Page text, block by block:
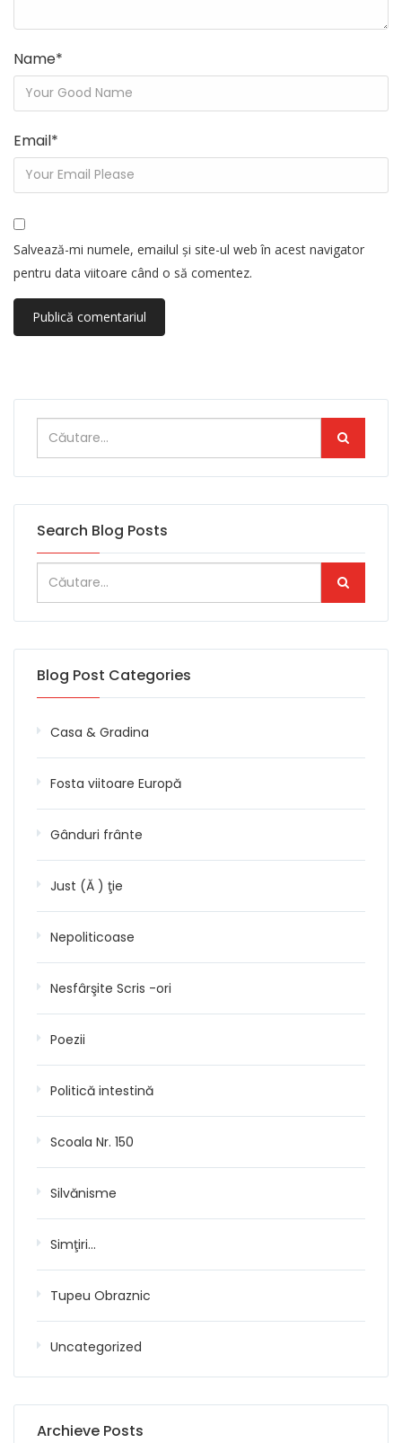
Name*
Email*
Salvează-mi numele, emailul și site-ul web în acest navigator
pentru data viitoare când o să comentez.
Search Blog Posts
Blog Post Categories
Casa & Gradina
Fosta viitoare Europă
Gânduri frânte
Just (Ă ) ţie
Nepoliticoase
Nesfârşite Scris -ori
Poezii
Politică intestină
Scoala Nr. 150
Silvănisme
Simţiri…
Tupeu Obraznic
Uncategorized
Archieve Posts